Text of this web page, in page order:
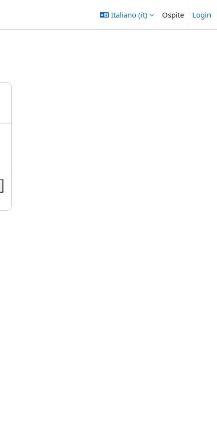
Italiano ‎(it)‎ Ospite Login